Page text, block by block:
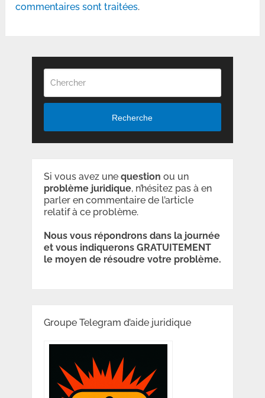
commentaires sont traitées.
Recherche
Si vous avez une question ou un
problème juridique, n’hésitez pas à en
parler en commentaire de l’article
relatif à ce problème.
Nous vous répondrons dans la journée
et vous indiquerons GRATUITEMENT
le moyen de résoudre votre problème.
Groupe Telegram d’aide juridique